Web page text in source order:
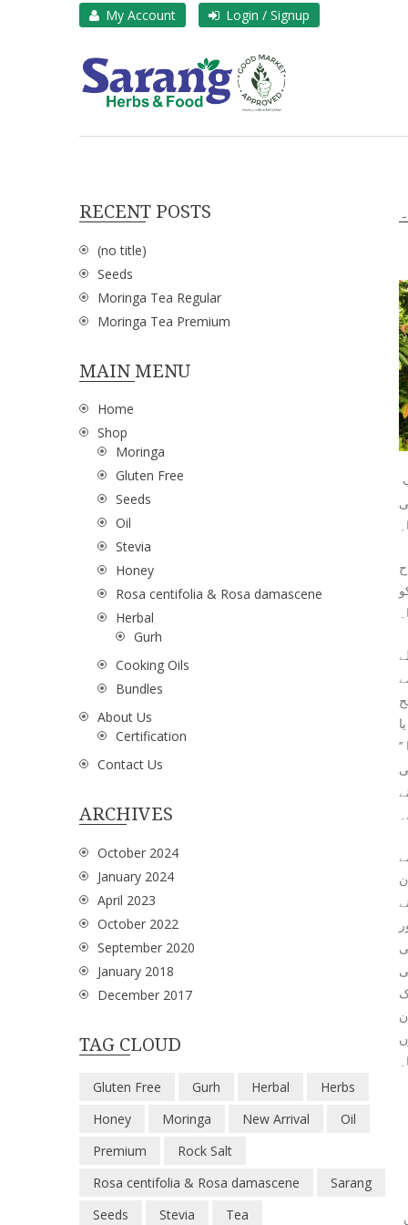
My Account Login / Signup
RECENT POSTS
(no title)
Seeds
Moringa Tea Regular
Moringa Tea Premium
MAIN MENU
Home
Shop
Moringa
Gluten Free
Seeds
Oil
Stevia
Honey
Rosa centifolia & Rosa damascene
Herbal
Gurh
Cooking Oils
Bundles
About Us
Certification
Contact Us
ARCHIVES
October 2024
January 2024
April 2023
October 2022
September 2020
January 2018
December 2017
TAG CLOUD
Gluten Free Gurh Herbal
Herbs
Honey
Moringa New Arrival
Oil
Premium
Rock Salt
Rosa centifolia & Rosa damascene
Sarang
Seeds
Stevia Tea